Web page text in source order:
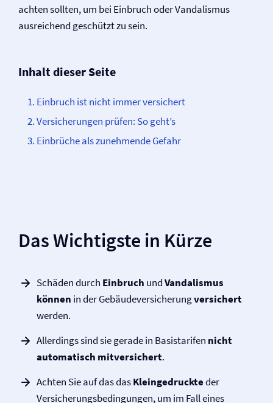
achten sollten, um bei Einbruch oder Vandalismus
ausreichend geschützt zu sein.
Inhalt dieser Seite
Einbruch ist nicht immer versichert
Versicherungen prüfen: So geht’s
Einbrüche als zunehmende Gefahr
Das Wichtigste in Kürze
Schäden durch Einbruch undVandalismus
können in der Gebäude­versicherungversichert
werden.
Allerdings sind sie gerade in Basistarifen nicht
automatisch mitversichert.
Achten Sie auf das dasKleingedruckteder
Versicherungs­bedingungen, um im Fall eines